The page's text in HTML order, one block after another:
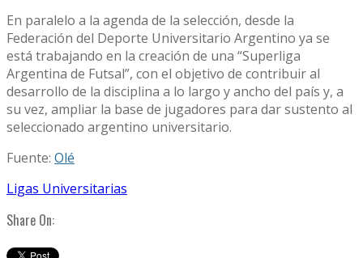
En paralelo a la agenda de la selección, desde la
Federación del Deporte Universitario Argentino ya se
está trabajando en la creación de una “Superliga
Argentina de Futsal”, con el objetivo de contribuir al
desarrollo de la disciplina a lo largo y ancho del país y, a
su vez, ampliar la base de jugadores para dar sustento al
seleccionado argentino universitario.
Fuente: Olé
Ligas Universitarias
Share On: